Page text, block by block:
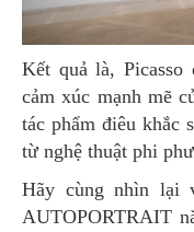
Kết quả là, Picasso đã tạo ra các tác phẩm chứa đầy
cảm xúc mạnh mẽ
tác phẩm điêu khắc
từ nghệ thuật phi
Hãy cùng nhìn lại vào BUSTE DE FEMME AVEC
AUTOPORTRAIT